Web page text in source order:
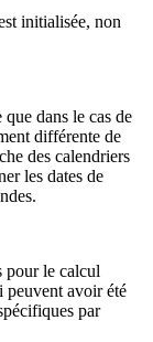
initialisée, non
dans le cas de
différente de
des calendriers
les dates de
pour le calcul
peuvent avoir été
par